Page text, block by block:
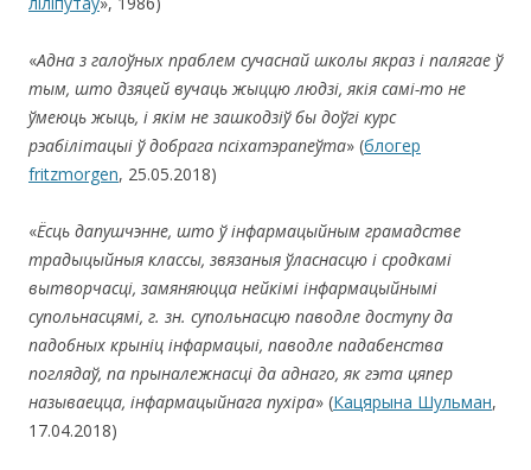
«Адна з галоўных праблем сучаснай школы якраз і палягае ў
тым, што дзяцей вучаць жыццю людзі, якія самі-то не
ўмеюць жыць, і якім не зашкодзіў бы доўгі курс
рэабілітацыі ў добрага псіхатэрапеўта» (блогер
fritzmorgen, 25.05.2018)
«Ёсць дапушчэнне, што ў інфармацыйным грамадстве
традыцыйныя классы, звязаныя ўласнасцю і сродкамі
вытворчасці, замяняюцца нейкімі інфармацыйнымі
супольнасцямі, г. зн. супольнасцю паводле доступу да
падобных крыніц інфармацыі, паводле падабенства
поглядаў, па прыналежнасці да аднаго, як гэта цяпер
называецца, інфармацыйнага пухіра» (Кацярына Шульман,
17.04.2018)